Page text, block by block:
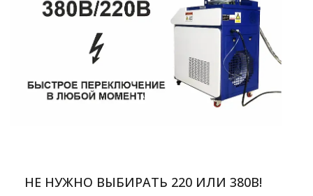
НЕ НУЖНО ВЫБИРАТЬ 220 ИЛИ 380В!